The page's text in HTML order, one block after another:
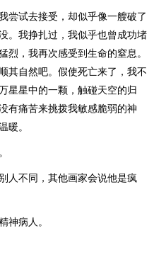
尝试去接受，却似乎像一艘破了
。我挣扎过，我似乎也曾成功堵
烈，我再次感受到生命的窒息。
其自然吧。假使死亡来了，我不
星星中的一颗，触碰天空的归
有痛苦来挑拨我敏感脆弱的神
暖。
人不同，其他画家会说他是疯
神病人。